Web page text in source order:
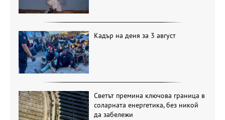
Кадър на деня за 3 август
Светът премина ключова граница в
соларната енергетика, без никой
да забележи